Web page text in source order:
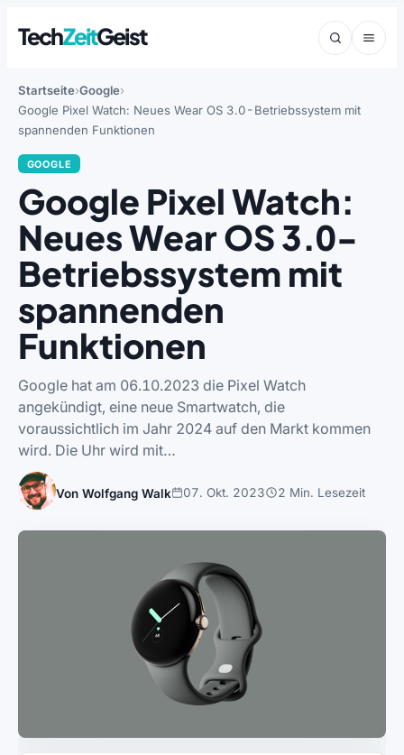
TechZeitGeist
Startseite Google
Google Pixel Watch: Neues Wear OS 3.0-Betriebssystem mit
spannenden Funktionen
GOOGLE
Google Pixel Watch:
Neues Wear OS 3.0-
Betriebssystem mit
spannenden
Funktionen
Google hat am 06.10.2023 die Pixel Watch
angekündigt, eine neue Smartwatch, die
voraussichtlich im Jahr 2024 auf den Markt kommen
wird. Die Uhr wird mit…
Von Wolfgang Walk 07. Okt. 2023 2 Min. Lesezeit